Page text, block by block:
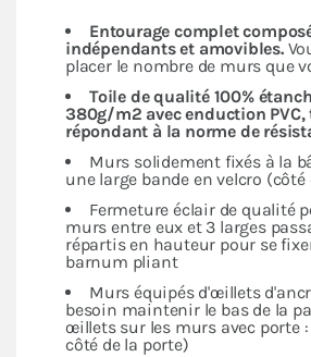
Entourage complet
indépendantset amovibles.
placer le nombre de murs que
Toile de qualité 100%
380g/m2 avec enduction
répondant à la norme de
Murs solidement fixés à la
une large bande en velcro
Fermeture éclair de qualité
murs entre eux et 3 larges
répartis en hauteur pour se
barnum pliant
Murs équipés d'œillets
besoin maintenir le bas de la
œillets sur les murs avec porte
côté de la porte)